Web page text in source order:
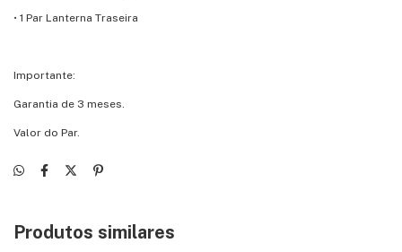
• 1 Par Lanterna Traseira
Importante:
Garantia de 3 meses.
Valor do Par.
Produtos similares